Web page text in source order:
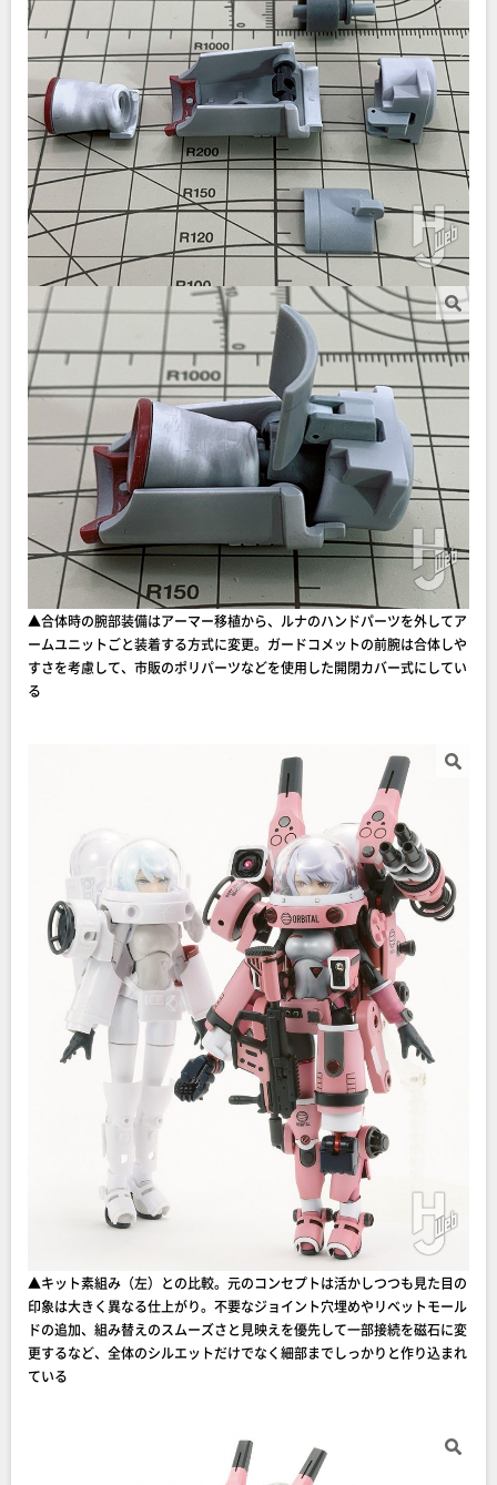
▲合体時の腕部装備はアーマー移植から、ルナのハンドパーツを外してア
ームユニットごと装着する方式に変更。ガードコメットの前腕は合体しや
すさを考慮して、市販のポリパーツなどを使用した開閉カバー式にしてい
る
▲キット素組み（左）との比較。元のコンセプトは活かしつつも見た目の
印象は大きく異なる仕上がり。不要なジョイント穴埋めやリベットモール
ドの追加、組み替えのスムーズさと見映えを優先して一部接続を磁石に変
更するなど、全体のシルエットだけでなく細部までしっかりと作り込まれ
ている